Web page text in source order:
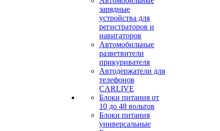
зарядные
устройства для
регистраторов и
навигаторов
Автомобильные
разветвители
прикуривателя
Автодержатели для
телефонов
CARLIVE
Блоки питания от
10 до 48 вольтов
Блоки питания
универсальные